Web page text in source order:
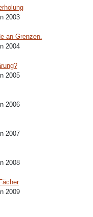
2003
an Grenzen.
2004
2005
2006
2007
2008
2009